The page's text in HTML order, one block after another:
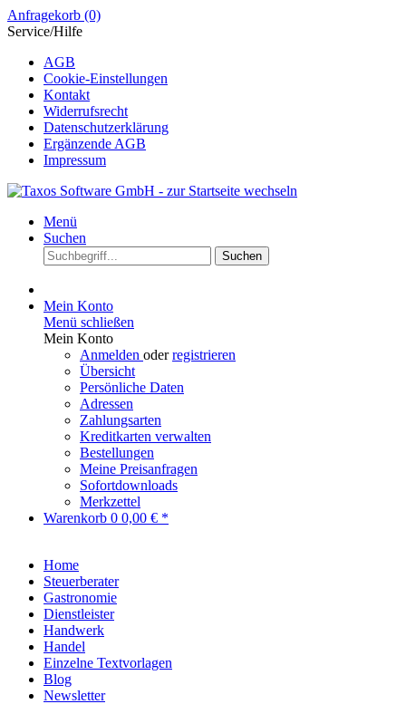
Anfragekorb (0)
Service/Hilfe
AGB
Cookie-Einstellungen
Kontakt
Widerrufsrecht
Datenschutzerklärung
Ergänzende AGB
Impressum
Menü
Suchen
Suchen
Mein Konto
Menü schließen
Mein Konto
Anmelden oderregistrieren
Übersicht
Persönliche Daten
Adressen
Zahlungsarten
Kreditkarten verwalten
Bestellungen
Meine Preisanfragen
Sofortdownloads
Merkzettel
Warenkorb 0 0,00 € *
Home
Steuerberater
Gastronomie
Dienstleister
Handwerk
Handel
Einzelne Textvorlagen
Blog
Newsletter